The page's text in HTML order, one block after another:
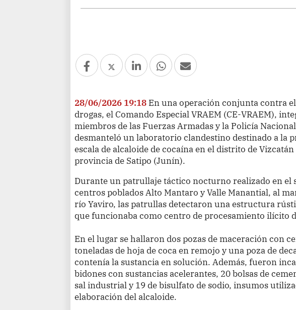
28/06/2026 19:18 En una operación conjunta contra
drogas, el Comando Especial VRAEM (CE-VRAEM),
miembros de las Fuerzas Armadas y la Policía
desmanteló un laboratorio clandestino destinado a la
escala de alcaloide de cocaína en el distrito de Vizcatán
provincia de Satipo (Junín).
Durante un patrullaje táctico nocturno realizado en el
centros poblados Alto Mantaro y Valle Manantial, al
río Yaviro, las patrullas detectaron una estructura
que funcionaba como centro de procesamiento ilícito
En el lugar se hallaron dos pozas de maceración con
toneladas de hoja de coca en remojo y una poza de
contenía la sustancia en solución. Además, fueron
bidones con sustancias acelerantes, 20 bolsas de
sal industrial y 19 de bisulfato de sodio, insumos
elaboración del alcaloide.